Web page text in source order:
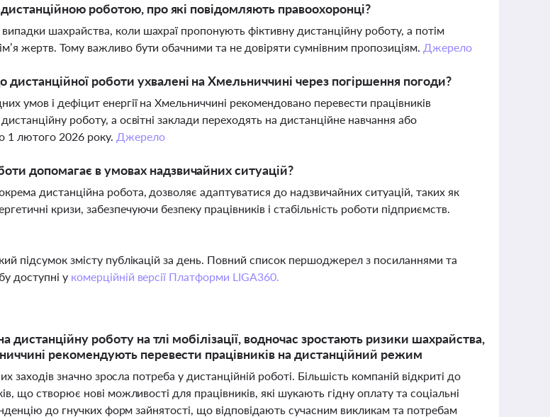
дистанційною роботою, про які повідомляють правоохоронці?
шахрайства, коли шахраї пропонують фіктивну дистанційну роботу, а потім
жертв. Тому важливо бути обачними та не довіряти сумнівним пропозиціям. Джерело
дистанційної роботи ухвалені на Хмельниччині через погіршення погоди?
умов і дефіцит енергії на Хмельниччині рекомендовано перевести працівників
роботу, а освітні заклади переходять на дистанційне навчання або
1 лютого 2026 року. Джерело
допомагає в умовах надзвичайних ситуацій?
дистанційна робота, дозволяє адаптуватися до надзвичайних ситуацій, таких як
кризи, забезпечуючи безпеку працівників і стабільність роботи підприємств.
підсумок змісту публікацій за день. Повний список першоджерел з посиланнями та
доступні у комерційній версії Платформи LIGA360.
дистанційну роботу на тлі мобілізації, водночас зростають ризики шахрайства,
рекомендують перевести працівників на дистанційний режим
заходів значно зросла потреба у дистанційній роботі. Більшість компаній відкриті до
що створює нові можливості для працівників, які шукають гідну оплату та соціальні
до гнучких форм зайнятості, що відповідають сучасним викликам та потребам